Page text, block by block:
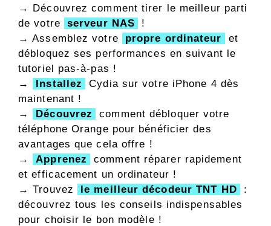
→ Découvrez comment tirer le meilleur parti
de votre
serveur NAS
!
→ Assemblez votre
propre ordinateur
et
débloquez ses performances en suivant le
tutoriel pas-à-pas !
→
Installez
Cydia sur votre iPhone 4 dès
maintenant !
→
Découvrez
comment débloquer votre
téléphone Orange pour bénéficier des
avantages que cela offre !
→
Apprenez
comment réparer rapidement
et efficacement un ordinateur !
→ Trouvez
le meilleur décodeur TNT HD
:
découvrez tous les conseils indispensables
pour choisir le bon modèle !